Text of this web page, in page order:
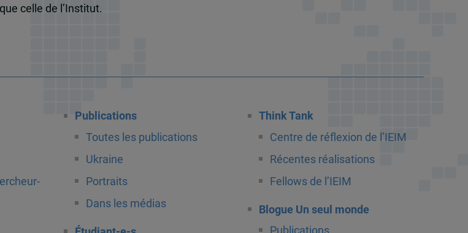
celle de l’Institut.
Publications
Toutes les publications
Ukraine
Portraits
Dans les médias
Think Tank
Centre de réflexion de l’IEIM
Récentes réalisations
Fellows de l’IEIM
Blogue Un seul monde